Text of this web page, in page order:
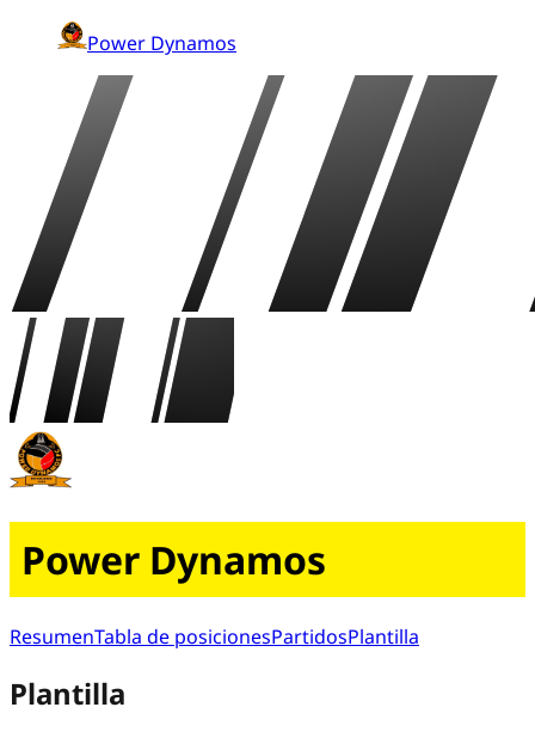
Power Dynamos
Power Dynamos
ResumenTabla de posicionesPartidosPlantilla
Plantilla